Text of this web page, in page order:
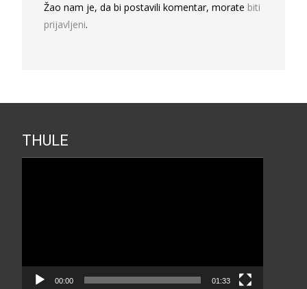
Žao nam je, da bi postavili komentar, morate biti
prijavljeni.
THULE
00:00 01:33